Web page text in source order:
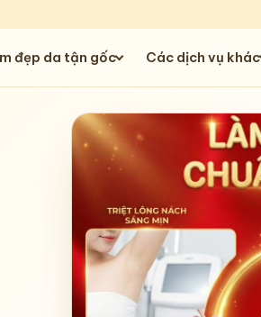
đẹp da tận gốc Các dịch vụ khác